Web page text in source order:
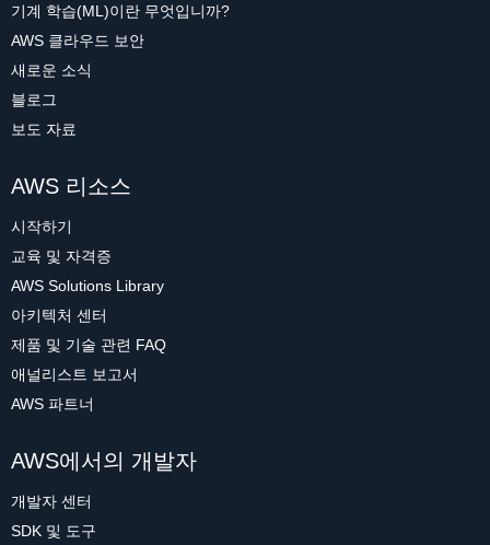
기계 학습(ML)이란 무엇입니까?
AWS 클라우드 보안
새로운 소식
블로그
보도 자료
AWS 리소스
시작하기
교육 및 자격증
AWS Solutions Library
아키텍처 센터
제품 및 기술 관련 FAQ
애널리스트 보고서
AWS 파트너
AWS에서의 개발자
개발자 센터
SDK 및 도구